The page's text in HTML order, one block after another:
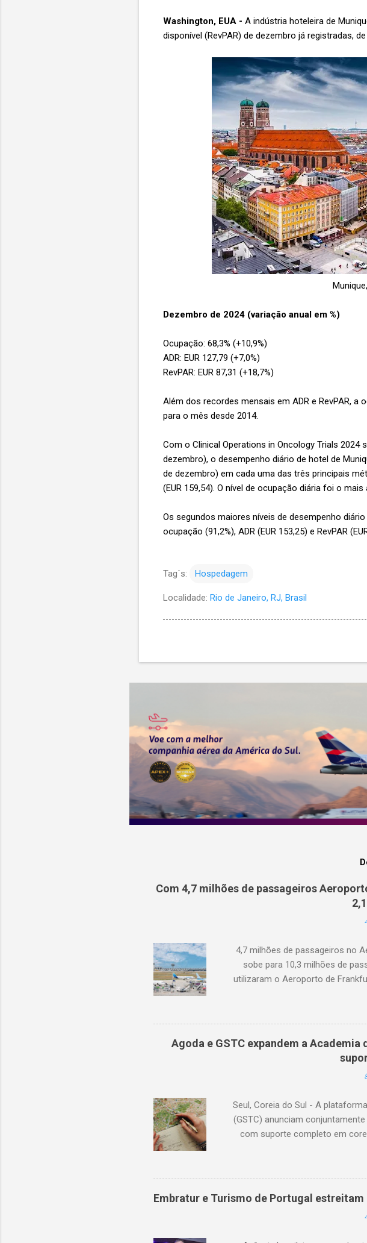
Washington, EUA - A indústria hoteleira de
disponível (RevPAR) de dezembro já registradas,
Dezembro de 2024 (variação anual em %)
Ocupação: 68,3% (+10,9%)
ADR: EUR 127,79 (+7,0%)
RevPAR: EUR 87,31 (+18,7%)
Além dos recordes mensais em ADR e RevPAR,
para o mês desde 2014.
Com o Clinical Operations in Oncology Trials
dezembro), o desempenho diário de hotel de
de dezembro) em cada uma das três principais
(EUR 159,54). O nível de ocupação diária foi o
Os segundos maiores níveis de desempenho
ocupação (91,2%), ADR (EUR 153,25) e RevPAR
Tag´s: Hospedagem
Localidade: Rio de Janeiro, RJ, Brasil
Com 4,7 milhões de passageiros
4,7 milhões de passageiros no
sobe para 10,3 milhões de
utilizaram o Aeroporto de
conjuntura geopolítica. Cerca de
ocorreram em meados de março.
de 68,6% no tráfego com
compensada por um forte
(Tailândia +32,4%; Índia
longo do
Agoda e GSTC expandem a
Seul, Coreia do Sul - A
(GSTC) anunciam
com suporte completo em
continuidade à sua missão de
conhecimento prático sobre
lançamento, há um ano, a
profissionais da hotelaria
disponibilidade agora em
Embratur e Turismo de Portugal